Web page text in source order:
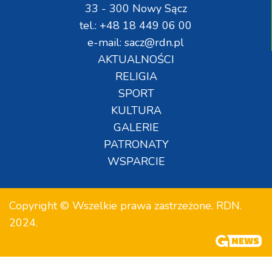
33 - 300 Nowy Sącz
tel.: +48 18 449 06 00
e-mail: sacz@rdn.pl
AKTUALNOŚCI
RELIGIA
SPORT
KULTURA
GALERIE
PATRONATY
WSPARCIE
Copyright © Wszelkie prawa zastrzeżone. RDN.
2024.